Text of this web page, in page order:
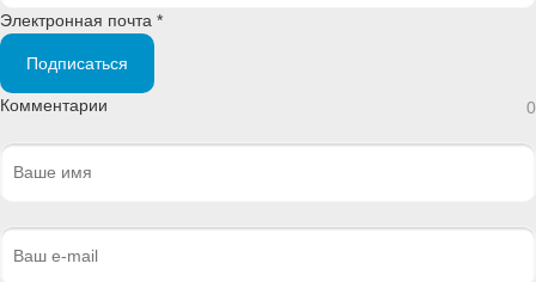
Электронная почта *
Подписаться
Комментарии 0